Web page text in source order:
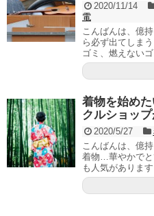
2020/11/14
電
こんばんは、億
ら必ず出てしま
ゴミ、燃えない
着物を始め
クルショッ
2020/5/27
こんばんは、億
着物…華やかでと
も人気がありま